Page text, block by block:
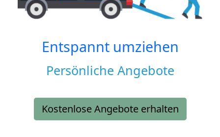
Entspannt umziehen
Persönliche Angebote
Kostenlose Angebote erhalten